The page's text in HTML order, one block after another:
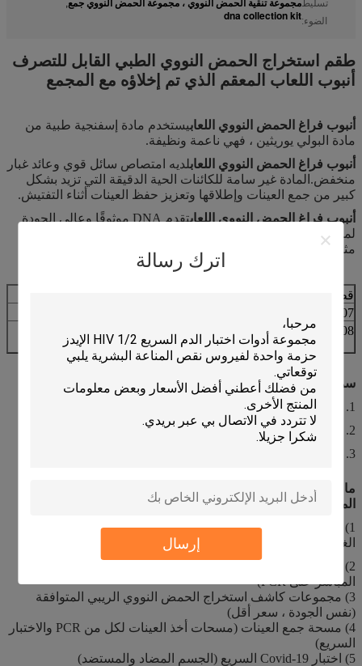
اترك رسالة
إرسال
تسليط
الضوء:
,
dna collection kit
طقم استخراج الحمض النووي الطبي القابل للتصرف
أنبوب اللعاب المعقم الذي تم إخلاؤه مع المجمع
أنبوب فراغ الحمض النووي اللعابيستخدم مادة إسفنجية طبية من
مادة البولي يوريثين ، فهي ناعمة ونظيفة.
أنبوب فراغ الحمض النووي اللعابلديه امتصاص سائل قوي وعائد غبار
منخفض.المادة غير سامة للكائنات الحية الدقيقة التي تزيد بشكل
كبير من جمع العينات وإطلاقها وتعزيز حفظ العينات أثناء التفتيش.
أنبوب فراغ الحمض النووي اللعاب
تقدم DNA موثوقًا وعالي الجودة
لمجموعة متنوعة من اختبارات الحمض النووي وتجارب التحليل ،
مثل تحليل qPCR و NGS و SNP.
قطة.لا.
DWB0007
DWB0008
أنبوب تفريغ الحمض النووي للعاب
(مع جامع)
10 مل × 100
سمات:
1. تنقية DNA: A260 / A280> 1.7 ، طول DNA> = 23KB
2. التعبئة والتغليف البلاستيكية التعقيم القياسية الدولية.
3. حزمة مختومة مستقلة وعملية سهلة.
ما عدا أنبوب حفظ اللعاب ، ما الذي يمكن أن تقدمه الشركة
المصنعة أيضًا؟
1) وسيلة نقل الفيروسات (التسليم والتخزين تحت درجة حرارة
الغرفة)
المباشر على PCR)
3) مجموعات كاشف استخراج الحمض النووي الريبي المتوافقة
(نفس الجودة ، سعر أقل)
4) مسحة جمع العينات (مسحات أخذ العينات لكل من PCR والاختبار
السريع)
5) اختبار Covid-19 السريع (الجسم المضاد والمستضد)